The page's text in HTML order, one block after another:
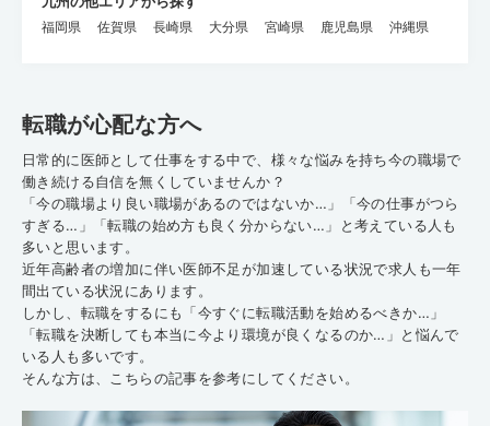
福岡県 佐賀県 長崎県 大分県 宮崎県 鹿児島県 沖縄県
転職が心配な方へ
日常的に医師として仕事をする中で、様々な悩みを持ち今の職場で
働き続ける自信を無くしていませんか？
「今の職場より良い職場があるのではないか…」「今の仕事がつら
すぎる…」「転職の始め方も良く分からない…」と考えている人も
多いと思います。
近年高齢者の増加に伴い医師不足が加速している状況で求人も一年
間出ている状況にあります。
しかし、転職をするにも「今すぐに転職活動を始めるべきか…」
「転職を決断しても本当に今より環境が良くなるのか…」と悩んで
いる人も多いです。
そんな方は、こちらの記事を参考にしてください。